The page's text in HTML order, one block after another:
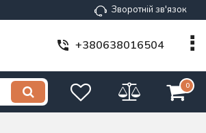
Зворотній зв'язок
+380638016504
0